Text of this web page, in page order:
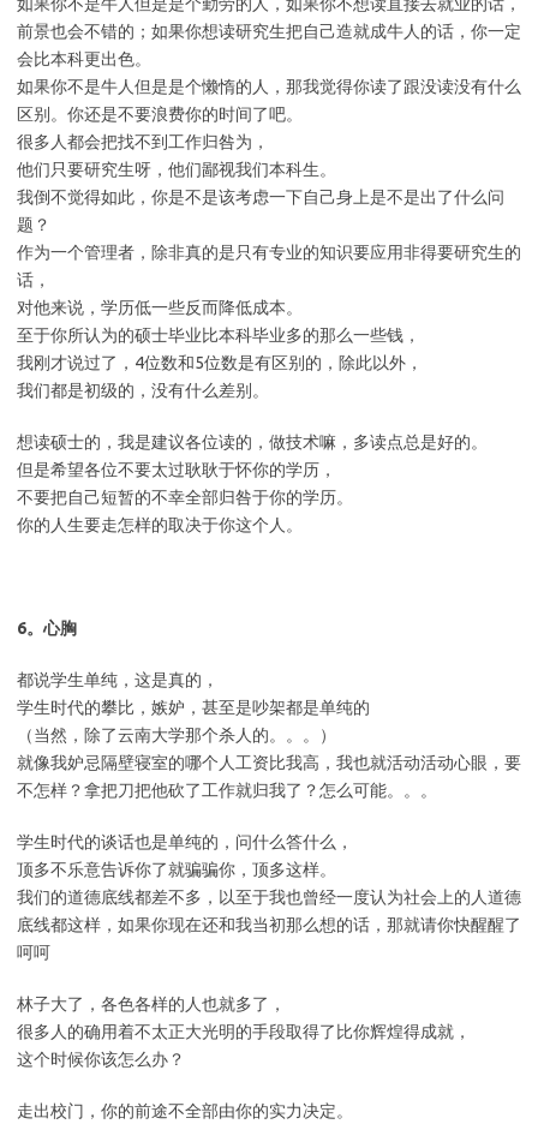
前景也会不错的；如果你想读研究生把自己造就成牛人的话，你一定
会比本科更出色。
如果你不是牛人但是是个懒惰的人，那我觉得你读了跟没读没有什么
区别。你还是不要浪费你的时间了吧。
很多人都会把找不到工作归咎为，
他们只要研究生呀，他们鄙视我们本科生。
我倒不觉得如此，你是不是该考虑一下自己身上是不是出了什么问
题？
作为一个管理者，除非真的是只有专业的知识要应用非得要研究生的
话，
对他来说，学历低一些反而降低成本。
至于你所认为的硕士毕业比本科毕业多的那么一些钱，
我刚才说过了，4位数和5位数是有区别的，除此以外，
我们都是初级的，没有什么差别。
想读硕士的，我是建议各位读的，做技术嘛，多读点总是好的。
但是希望各位不要太过耿耿于怀你的学历，
不要把自己短暂的不幸全部归咎于你的学历。
你的人生要走怎样的取决于你这个人。
6。心胸
都说学生单纯，这是真的，
学生时代的攀比，嫉妒，甚至是吵架都是单纯的
（当然，除了云南大学那个杀人的。。。）
就像我妒忌隔壁寝室的哪个人工资比我高，我也就活动活动心眼，要
不怎样？拿把刀把他砍了工作就归我了？怎么可能。。。
学生时代的谈话也是单纯的，问什么答什么，
顶多不乐意告诉你了就骗骗你，顶多这样。
我们的道德底线都差不多，以至于我也曾经一度认为社会上的人道德
底线都这样，如果你现在还和我当初那么想的话，那就请你快醒醒了
呵呵
林子大了，各色各样的人也就多了，
很多人的确用着不太正大光明的手段取得了比你辉煌得成就，
这个时候你该怎么办？
走出校门，你的前途不全部由你的实力决定。